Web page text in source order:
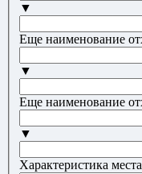
▼
Еще наименование
▼
Еще наименование
▼
Характеристика